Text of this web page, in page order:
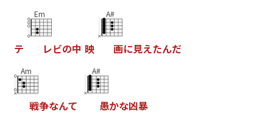
テ
Em
レビの中 映
A#
画に見えたんだ
Am
戦争なんて
A#
愚かな凶暴